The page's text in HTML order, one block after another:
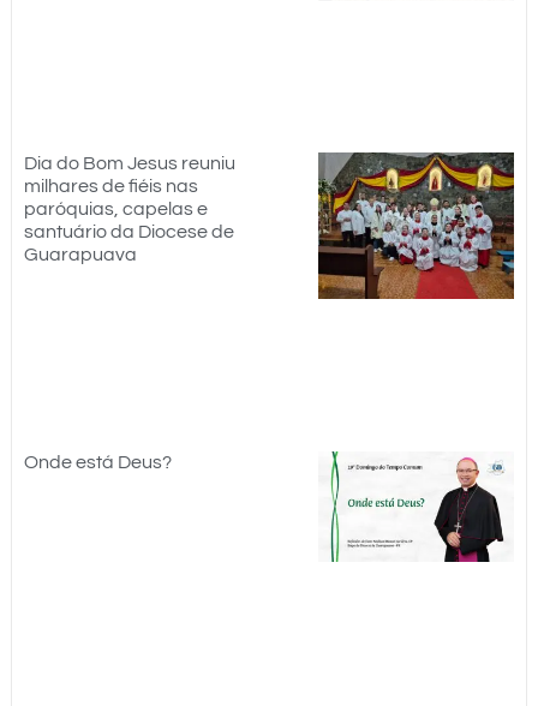
Dia do Bom Jesus reuniu
milhares de fiéis nas
paróquias, capelas e
santuário da Diocese de
Guarapuava
Onde está Deus?